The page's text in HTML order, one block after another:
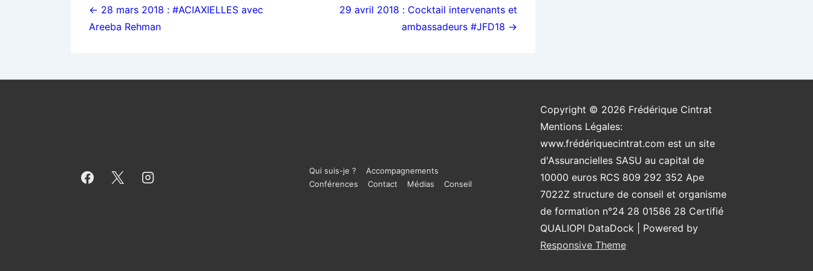
de
l’article
← 28 mars 2018 : #ACIAXIELLES avec
Areeba Rehman
29 avril 2018 : Cocktail intervenants et
ambassadeurs #JFD18 →
Menu
Qui suis-je ?
Accompagnements
Conférences
Contact Médias Conseil
Copyright © 2026 Frédérique Cintrat
Mentions Légales:
www.frédériquecintrat.com est un site
d'Assurancielles SASU au capital de
10000 euros RCS 809 292 352 Ape
7022Z structure de conseil et organisme
de formation n°24 28 01586 28 Certifié
QUALIOPI DataDock
| Powered by
Responsive Theme